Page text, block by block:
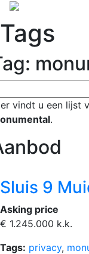
Tags
vindt u een lijst
.
Sluis 9
Asking price
€ 1.245.000 k.k.
Tags: privacy,